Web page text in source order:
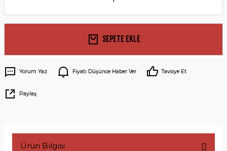
Sepete Ekle
Yorum Yaz Fiyatı Düşünce Haber Ver Tavsiye Et
Paylaş
Ürün Bilgisi